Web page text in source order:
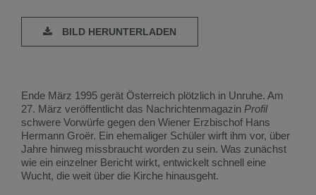
BILD HERUNTERLADEN
Ende März 1995 gerät Österreich plötzlich in Unruhe. Am
27. März veröffentlicht das Nachrichtenmagazin Profil
schwere Vorwürfe gegen den Wiener Erzbischof Hans
Hermann Groër. Ein ehemaliger Schüler wirft ihm vor, über
Jahre hinweg missbraucht worden zu sein. Was zunächst
wie ein einzelner Bericht wirkt, entwickelt schnell eine
Wucht, die weit über die Kirche hinausgeht.